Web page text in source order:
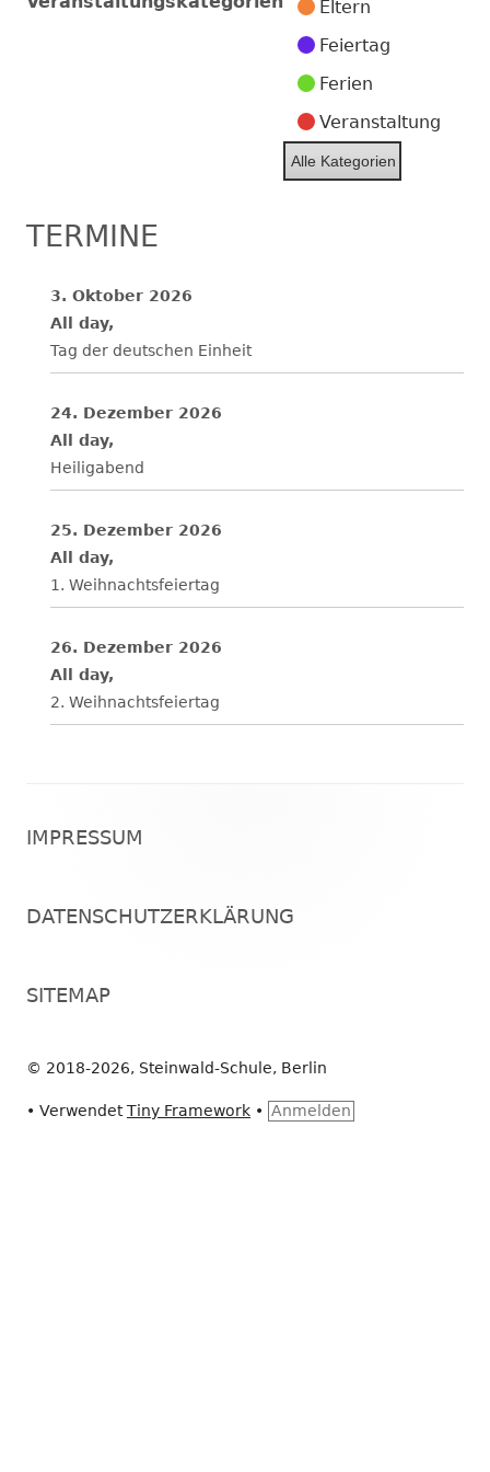
2026
2026
Eltern
Feiertag
Ferien
Veranstaltung
Alle Kategorien
TERMINE
3. Oktober 2026
All day,
Tag der deutschen Einheit
24. Dezember 2026
All day,
Heiligabend
25. Dezember 2026
All day,
1. Weihnachtsfeiertag
26. Dezember 2026
All day,
2. Weihnachtsfeiertag
Inhalt
IMPRESSUM
DATENSCHUTZERKLÄRUNG
SITEMAP
© 2018-2026, Steinwald-Schule, Berlin
• VerwendetTiny Framework • Anmelden